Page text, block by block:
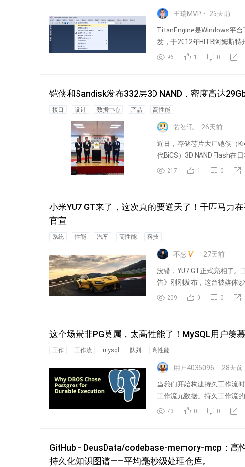
王瑞MVP 26天前
TitanEngine是Windows平
发，于2012年HITB阿姆斯特
96 1 0
铠侠和Sandisk发布332层3D NAND，密度高达
接口 设计 数据中心 产品 高性能
芯智讯 26天前
近日，存储芯片大厂铠侠（
代BiCS）3D NAND Flash在
217 1 0
小米YU7 GT来了，这次真的要逆天了！千匹马力
官宣
系统 性能 汽车 高性能 科技
不惑 27天前
没错，YU7 GT正式亮相了。
告》刚刚发布，这台被媒体
209 0 0
这个场景非PG莫属，太高性能了！MySQL用户羡
工作 工作流 mysql 队列 高性能
用户4035096 28天前
当我们开始构建持久工作流
工作流元数据。持久工作流
中断...
73 0 0
GitHub - DeusData/codebase-memory-mcp：高
持久化知识图谱——平均毫秒级处理仓库。